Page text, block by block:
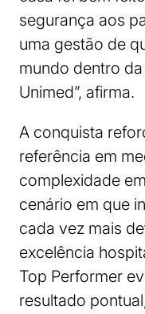
segurança aos
uma gestão de
mundo dentro
Unimed”, afirma.
A conquista
referência em
complexidade
cenário em que
cada vez mais
excelência
Top Performer
resultado